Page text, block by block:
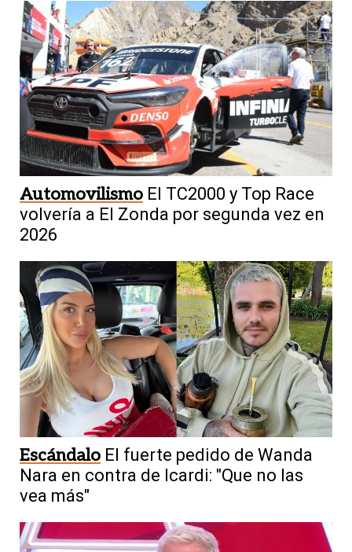
Automovilismo El TC2000 y Top Race
volvería a El Zonda por segunda vez en
2026
Escándalo El fuerte pedido de Wanda
Nara en contra de Icardi: "Que no las
vea más"